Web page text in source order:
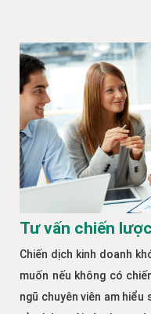
Tư vấn chiến lược
Chiến dịch kinh doanh
muốn nếu không có
ngũ chuyên viên am